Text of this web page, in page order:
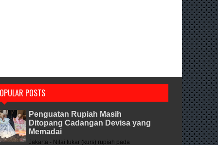
POSTS
Penguatan Rupiah Masih
Ditopang Cadangan Devisa yang
Memadai
Jakarta - Nilai tukar (kurs) rupiah pada